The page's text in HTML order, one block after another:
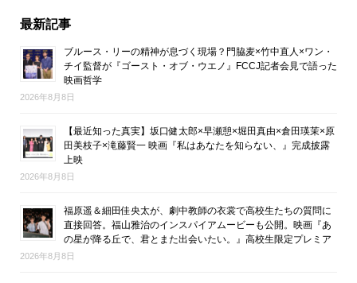
最新記事
ブルース・リーの精神が息づく現場？門脇麦×竹中直人×ワン・
チイ監督が『ゴースト・オブ・ウエノ』FCCJ記者会見で語った
映画哲学
2026年8月8日
【最近知った真実】坂口健太郎×早瀬憩×堀田真由×倉田瑛茉×原
田美枝子×滝藤賢一 映画『私はあなたを知らない、』完成披露
上映
2026年8月8日
福原遥＆細田佳央太が、劇中教師の衣裳で高校生たちの質問に
直接回答。福山雅治のインスパイアムービーも公開。映画『あ
の星が降る丘で、君とまた出会いたい。』高校生限定プレミア
2026年8月8日